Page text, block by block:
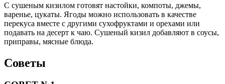
С сушеным кизилом готовят настойки, компоты, джемы,
варенье, цукаты. Ягоды можно использовать в качестве
перекуса вместе с другими сухофруктами и орехами или
подавать на десерт к чаю. Сушеный кизил добавляют в соусы,
приправы, мясные блюда.
Советы